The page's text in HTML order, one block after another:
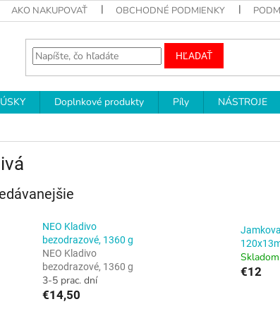
AKO NAKUPOVAŤ OBCHODNÉ PODMIENKY
HĽADAŤ
Doplnkové produkty Píly NÁSTROJE
NEO Kladivo
bezodrazové, 1360 g
NEO Kladivo
bezodrazové, 1360 g
3-5 prac. dní
€14,50
Skladom
€12